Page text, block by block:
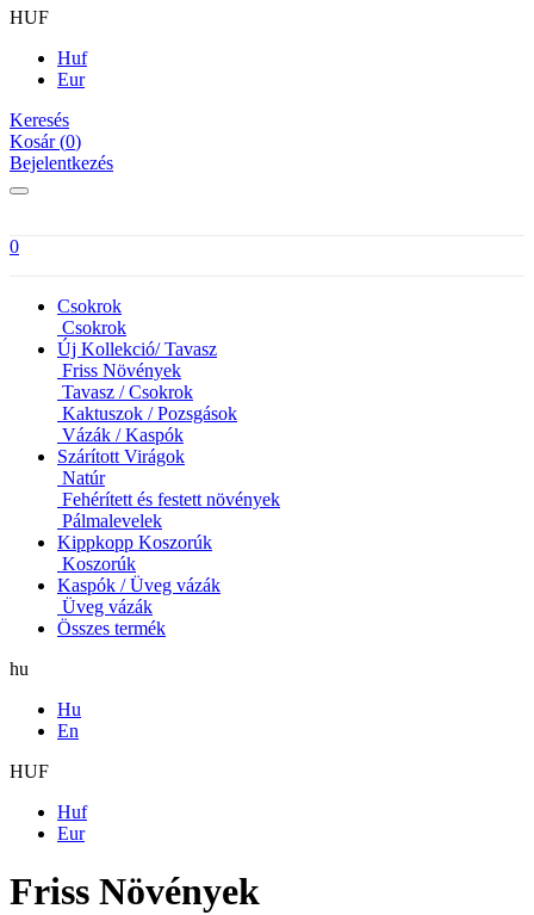
HUF
Huf
Eur
Keresés
Kosár (0)
Bejelentkezés
0
Csokrok
Csokrok
Új Kollekció/ Tavasz
Friss Növények
Tavasz / Csokrok
Kaktuszok / Pozsgások
Vázák / Kaspók
Szárított Virágok
Natúr
Fehérített és festett növények
Pálmalevelek
Kippkopp Koszorúk
Koszorúk
Kaspók / Üveg vázák
Üveg vázák
Összes termék
hu
Hu
En
HUF
Huf
Eur
Friss Növények